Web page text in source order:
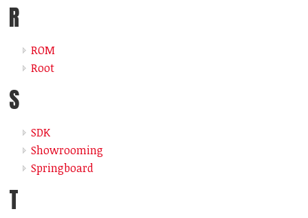
R
ROM
Root
S
SDK
Showrooming
Springboard
T